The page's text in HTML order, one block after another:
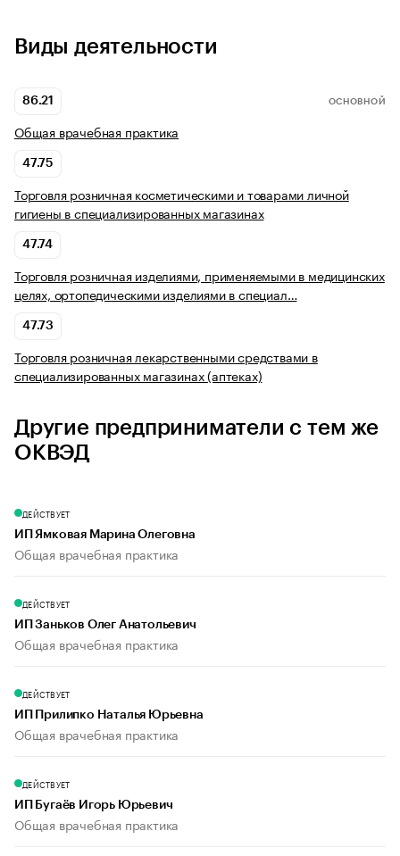
Виды деятельности
86.21 ОСНОВНОЙ
Общая врачебная практика
47.75
Торговля розничная косметическими и товарами личной
гигиены в специализированных магазинах
47.74
Торговля розничная изделиями, применяемыми в медицинских
целях, ортопедическими изделиями в специал…
47.73
Торговля розничная лекарственными средствами в
специализированных магазинах (аптеках)
Другие предприниматели с тем же
ОКВЭД
ДЕЙСТВУЕТ
ИП Ямковая Марина Олеговна
Общая врачебная практика
ДЕЙСТВУЕТ
ИП Заньков Олег Анатольевич
Общая врачебная практика
ДЕЙСТВУЕТ
ИП Прилипко Наталья Юрьевна
Общая врачебная практика
ДЕЙСТВУЕТ
ИП Бугаёв Игорь Юрьевич
Общая врачебная практика